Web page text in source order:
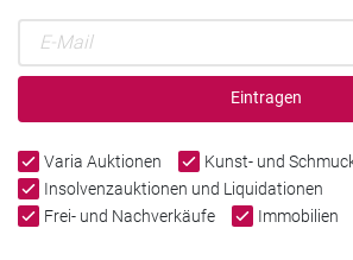
Eintragen
Varia Auktionen
Kunst- und
Insolvenzauktionen und Liquidationen
Frei- und Nachverkäufe
Immobilien